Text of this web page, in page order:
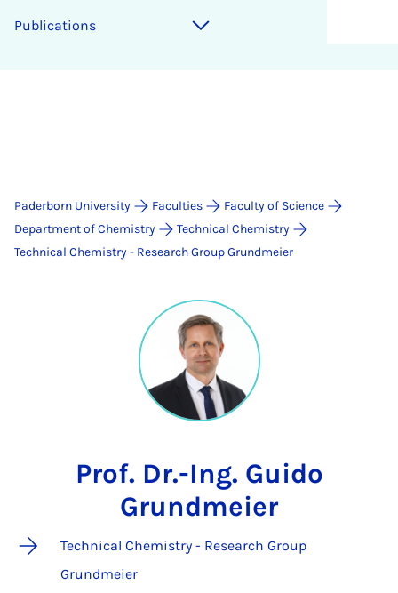
Publications
Paderborn University Faculties
Faculty of Science
Department of Chemistry
Technical Chemistry
Technical Chemistry - Research Group Grundmeier
Prof. Dr.-Ing. Guido
Grundmeier
Technical Chemistry - Research Group
Grundmeier